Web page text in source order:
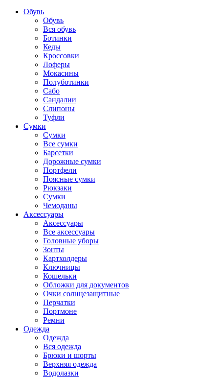
Обувь
Обувь
Вся обувь
Ботинки
Кеды
Кроссовки
Лоферы
Мокасины
Полуботинки
Сабо
Сандалии
Слипоны
Туфли
Сумки
Сумки
Все сумки
Барсетки
Дорожные сумки
Портфели
Поясные сумки
Рюкзаки
Сумки
Чемоданы
Аксессуары
Аксессуары
Все аксессуары
Головные уборы
Зонты
Картхолдеры
Ключницы
Кошельки
Обложки для документов
Очки солнцезащитные
Перчатки
Портмоне
Ремни
Одежда
Одежда
Вся одежда
Брюки и шорты
Верхняя одежда
Водолазки